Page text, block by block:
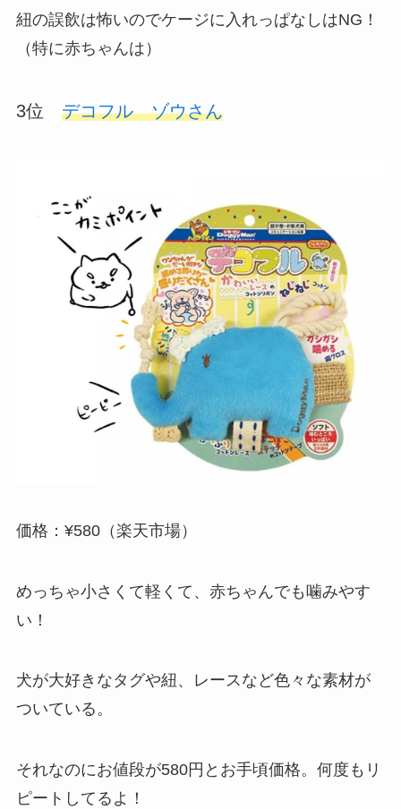
紐の誤飲は怖いのでケージに入れっぱなしはNG！
（特に赤ちゃんは）
3位 デコフル ゾウさん
価格：¥580（楽天市場）
めっちゃ小さくて軽くて、赤ちゃんでも噛みやす
い！
犬が大好きなタグや紐、レースなど色々な素材が
ついている。
それなのにお値段が580円とお手頃価格。何度もリ
ピートしてるよ！